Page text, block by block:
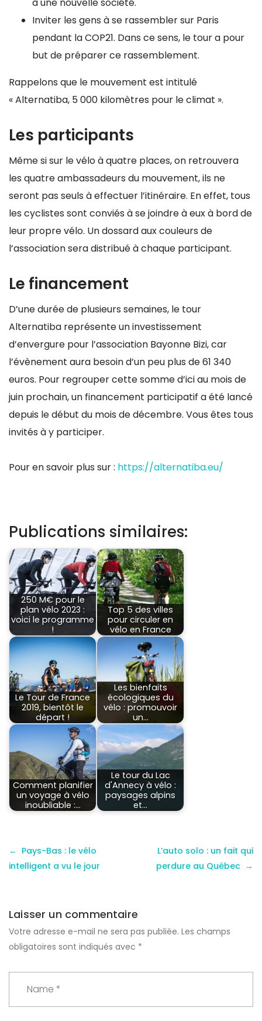
Inviter les gens à se rassembler sur Paris
pendant la COP21. Dans ce sens, le tour a pour
but de préparer ce rassemblement.
Rappelons que le mouvement est intitulé
« Alternatiba, 5 000 kilomètres pour le climat ».
Les participants
Même si sur le vélo à quatre places, on retrouvera
les quatre ambassadeurs du mouvement, ils ne
seront pas seuls à effectuer l’itinéraire. En effet, tous
les cyclistes sont conviés à se joindre à eux à bord de
leur propre vélo. Un dossard aux couleurs de
l’association sera distribué à chaque participant.
Le financement
D’une durée de plusieurs semaines, le tour
Alternatiba représente un investissement
d’envergure pour l’association Bayonne Bizi, car
l’évènement aura besoin d’un peu plus de 61 340
euros. Pour regrouper cette somme d’ici au mois de
juin prochain, un financement participatif a été lancé
depuis le début du mois de décembre. Vous êtes tous
invités à y participer.
Pour en savoir plus sur : https://alternatiba.eu/
Publications similaires:
250 M€ pour le
plan vélo 2023 :
voici le programme
!
Top 5 des villes
pour circuler en
vélo en France
Le Tour de France
2019, bientôt le
départ !
Les bienfaits
écologiques du
vélo : promouvoir
un…
Comment planifier
un voyage à vélo
inoubliable :…
Le tour du Lac
d'Annecy à vélo :
paysages alpins
et…
Pays-Bas : le vélo
intelligent a vu le jour
L’auto solo : un fait qui
perdure au Québec
Laisser un commentaire
Votre adresse e-mail ne sera pas publiée. Les champs
obligatoires sont indiqués avec *
m